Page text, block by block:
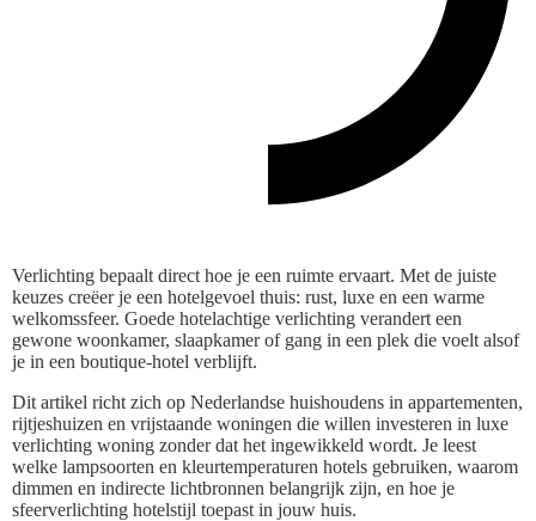
Verlichting bepaalt direct hoe je een ruimte ervaart. Met de juiste
keuzes creëer je een hotelgevoel thuis: rust, luxe en een warme
welkomssfeer. Goede hotelachtige verlichting verandert een
gewone woonkamer, slaapkamer of gang in een plek die voelt alsof
je in een boutique-hotel verblijft.
Dit artikel richt zich op Nederlandse huishoudens in appartementen,
rijtjeshuizen en vrijstaande woningen die willen investeren in luxe
verlichting woning zonder dat het ingewikkeld wordt. Je leest
welke lampsoorten en kleurtemperaturen hotels gebruiken, waarom
dimmen en indirecte lichtbronnen belangrijk zijn, en hoe je
sfeerverlichting hotelstijl toepast in jouw huis.